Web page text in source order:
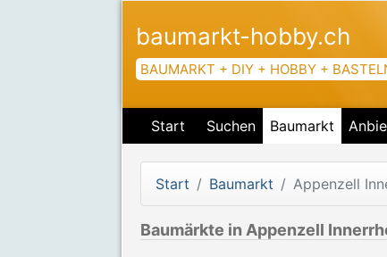
baumarkt-hobby.ch
BAUMARKT + DIY + HOBBY +
Start Suchen Baumarkt
Start Baumarkt Appenzell
Baumärkte in Appenzell